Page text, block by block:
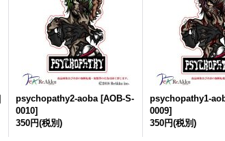
psychopathy2-aoba [AOB-S-
0010]
350円(税別)
psychopathy1-
0009]
350円(税別)